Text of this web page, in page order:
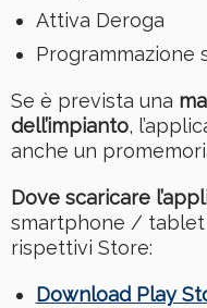
Attiva Deroga
Programmazione
Se è prevista una
dell’impianto,
anche un
Dove scaricare
smartphone / tablet
rispettivi Store:
Download Play